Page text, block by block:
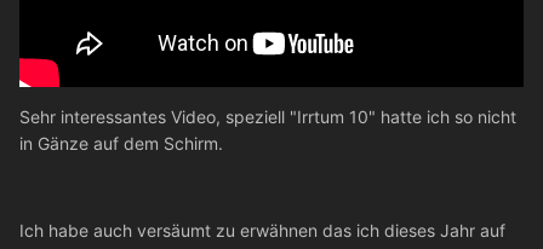
Sehr interessantes Video, speziell "Irrtum 10" hatte ich so nicht
in Gänze auf dem Schirm.
Ich habe auch versäumt zu erwähnen das ich dieses Jahr auf